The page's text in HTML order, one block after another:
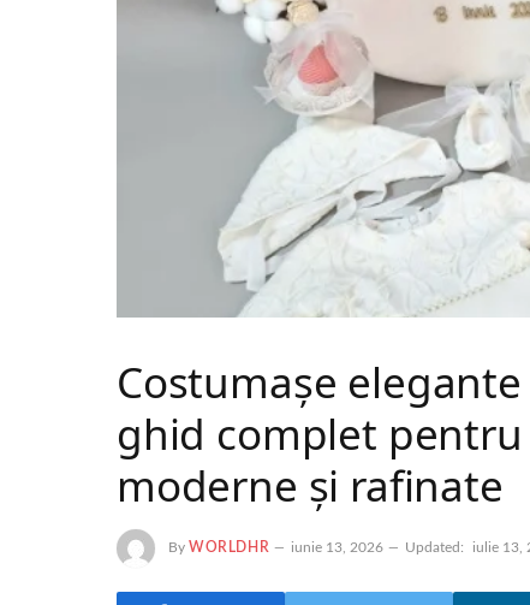
Costumașe
ghid complet
moderne și rafinate
By WORLDHR iunie 13, 2026 Updated: iulie 13,